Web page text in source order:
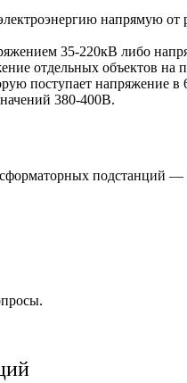
напрямую
35-220кВ либо
отдельных объектов на
поступает напряжение
380-400В.
подстанций